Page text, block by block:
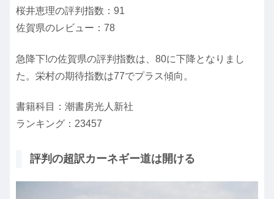
桜井恵理の評判指数：91
佐賀県のレビュー：78
急降下!の佐賀県の評判指数は、80に下降となりまし
た。栄村の期待指数は77でプラス傾向。
書籍科目：潮書房光人新社
ランキング：23457
評判の超訳カーネギー道は開ける